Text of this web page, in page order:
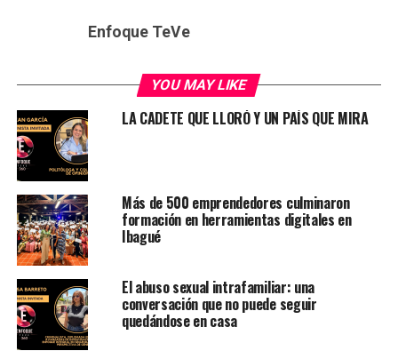
Enfoque TeVe
YOU MAY LIKE
LA CADETE QUE LLORÓ Y UN PAÍS QUE MIRA
Más de 500 emprendedores culminaron
formación en herramientas digitales en
Ibagué
El abuso sexual intrafamiliar: una
conversación que no puede seguir
quedándose en casa